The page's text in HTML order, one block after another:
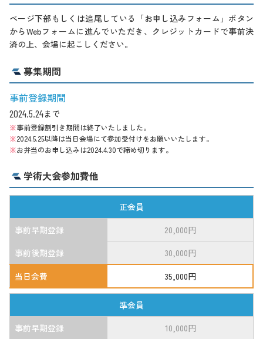
ページ下部もしくは追尾している「お申し込みフォーム」ボタン
からWebフォームに進んでいただき、クレジットカードで事前決
済の上、会場に起こしください。
募集期間
事前登録期間
2024.5.24まで
事前登録割引き期間は終了いたしました。
2024.5.25以降は当日会場にて参加受付けをお願いいたします。
お弁当のお申し込みは2024.4.30で締め切ります。
学術大会参加費他
正会員
事前早期登録
20,000円
事前後期登録
30,000円
当日会費
35,000円
準会員
事前早期登録
10,000円